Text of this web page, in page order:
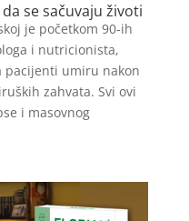
se sačuvaju životi
je početkom 90-ih
i nutricionista,
pacijenti umiru nakon
zahvata. Svi ovi
i masovnog